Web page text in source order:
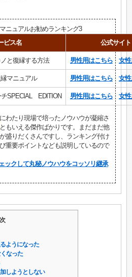
ニュアルお勧めランキング3
ビス名 公式サイト
と復縁する方法 男性用はこちら 女
マニュアル 男性用はこちら 女
チSPECIAL EDITION 男性用はこちら 女
わたり現場で培ったノウハウが凝縮さ
ともいえる傑作ばかりです。まだまだ他
盛りだくさんですし、ランキング付け
重要ポイントなども説明しているので
ックして丸秘ノウハウをコッソリ継承
ようになった
なった
しようとしない